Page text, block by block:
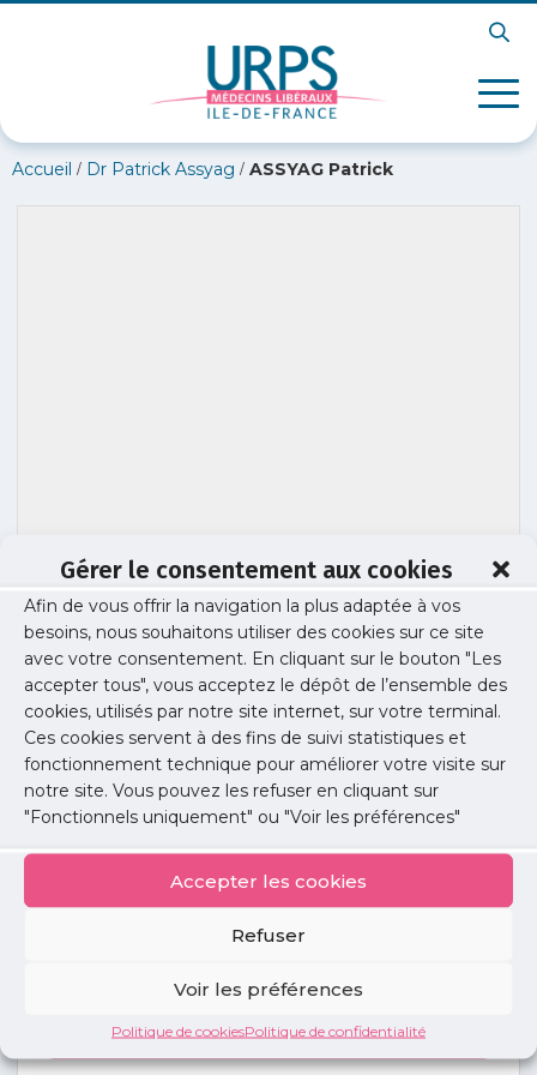
Gérer le consentement aux cookies
Afin de vous offrir la navigation la plus adaptée à vos
besoins, nous souhaitons utiliser des cookies sur ce site
avec votre consentement. En cliquant sur le bouton "Les
accepter tous", vous acceptez le dépôt de l’ensemble des
cookies, utilisés par notre site internet, sur votre terminal.
Ces cookies servent à des fins de suivi statistiques et
fonctionnement technique pour améliorer votre visite sur
notre site. Vous pouvez les refuser en cliquant sur
"Fonctionnels uniquement" ou "Voir les préférences"
Accepter les cookies
Refuser
Voir les préférences
Politique de cookiesPolitique de confidentialité
Accueil / Dr Patrick Assyag / ASSYAG Patrick
ASSYAG Patrick
Publié le :4 juin 2021
Partager cet article :
annonces
Voir toutes les annonces